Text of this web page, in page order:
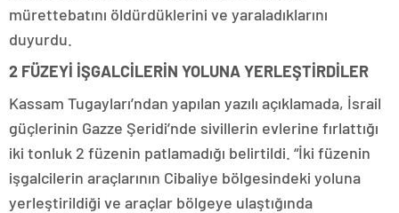
mürettebatını öldürdüklerini ve yaraladıklarını
duyurdu.
2 FÜZEYİ İŞGALCİLERİN YOLUNA YERLEŞTİRDİLER
Kassam Tugayları’ndan yapılan yazılı açıklamada, İsrail
güçlerinin Gazze Şeridi’nde sivillerin evlerine fırlattığı
iki tonluk 2 füzenin patlamadığı belirtildi. “İki füzenin
işgalcilerin araçlarının Cibaliye bölgesindeki yoluna
yerleştirildiği ve araçlar bölgeye ulaştığında